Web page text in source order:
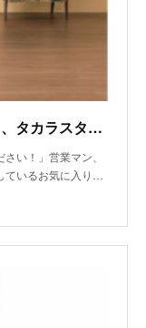
私の推し建材～LIXIL『ラシッサ』、タカラスタンダード『キープクリーン浴槽レラージュ』～
い！」営業マン、
ているお気に入り…